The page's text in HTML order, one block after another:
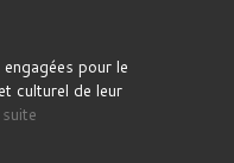
pour le
culturel de leur